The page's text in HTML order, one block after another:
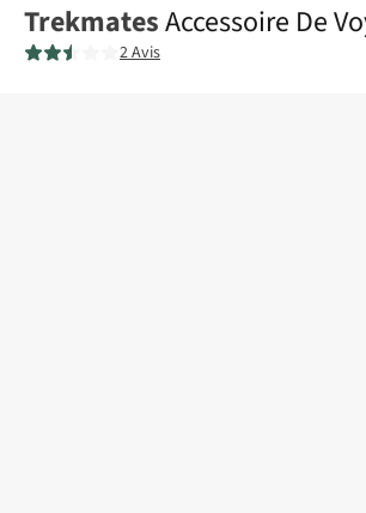
TrekmatesAccessoire De
2 Avis